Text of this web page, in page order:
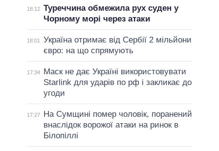
18:12 Туреччина обмежила рух суден у
Чорному морі через атаки
18:01
Україна отримає від Сербії 2 мільйони
євро: на що спрямують
17:34
Маск не дає Україні використовувати
Starlink для ударів по рф і закликає до
угоди
17:27
На Сумщині помер чоловік, поранений
внаслідок ворожої атаки на ринок в
Білопіллі